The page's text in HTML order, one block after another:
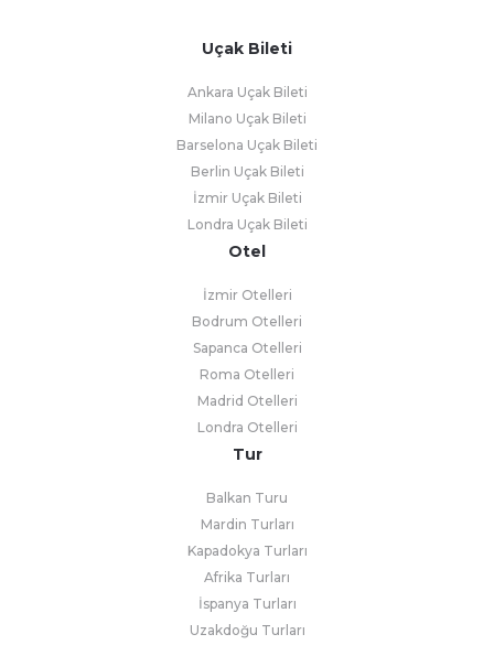
Uçak Bileti
Ankara Uçak Bileti
Milano Uçak Bileti
Barselona Uçak Bileti
Berlin Uçak Bileti
İzmir Uçak Bileti
Londra Uçak Bileti
Otel
İzmir Otelleri
Bodrum Otelleri
Sapanca Otelleri
Roma Otelleri
Madrid Otelleri
Londra Otelleri
Tur
Balkan Turu
Mardin Turları
Kapadokya Turları
Afrika Turları
İspanya Turları
Uzakdoğu Turları